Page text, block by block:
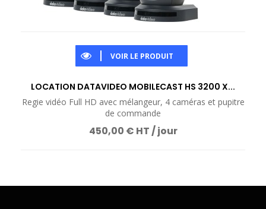
VOIR LE PRODUIT
LOCATION DATAVIDEO MOBILECAST HS 3200 X...
Regie vidéo Full HD avec mélangeur, 4 caméras et pupitre
de commande
450,00 € HT / jour